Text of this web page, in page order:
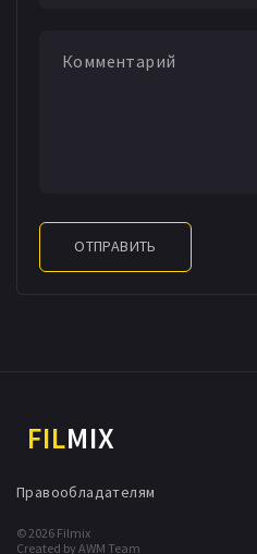
королевой Франции.
5 октября 1792 года
ворвалась в Версаль, и на
королевская семья была
ОТПРАВИТЬ
FILMIX
© 2026 Filmix
Created by AWM Team
Правообладателям